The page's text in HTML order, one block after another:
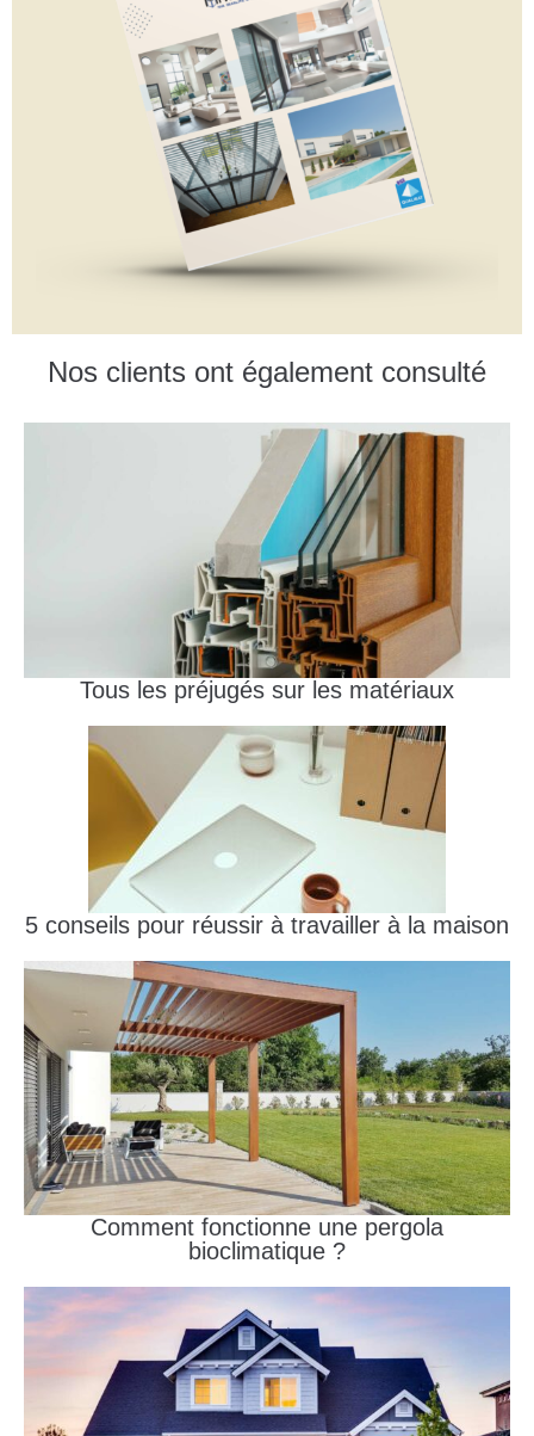
Nos clients ont également consulté
Tous les préjugés sur les matériaux
5 conseils pour réussir à travailler à la maison
Comment fonctionne une pergola
bioclimatique ?